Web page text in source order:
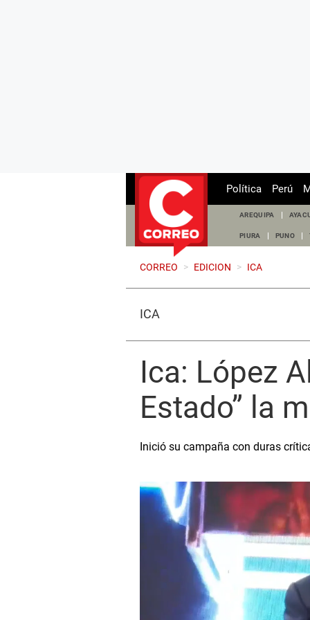
Política Perú
AREQUIPA
PIURA PUNO
CORREO > EDICION > ICA
ICA
Ica: López
Estado” la
Inició su campaña con duras